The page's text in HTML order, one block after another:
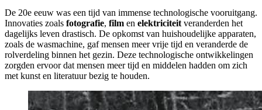
De 20e eeuw was een tijd van immense technologische vooruitgang.
Innovaties zoals fotografie, film en elektriciteit veranderden het
dagelijks leven drastisch. De opkomst van huishoudelijke apparaten,
zoals de wasmachine, gaf mensen meer vrije tijd en veranderde de
rolverdeling binnen het gezin. Deze technologische ontwikkelingen
zorgden ervoor dat mensen meer tijd en middelen hadden om zich
met kunst en literatuur bezig te houden.